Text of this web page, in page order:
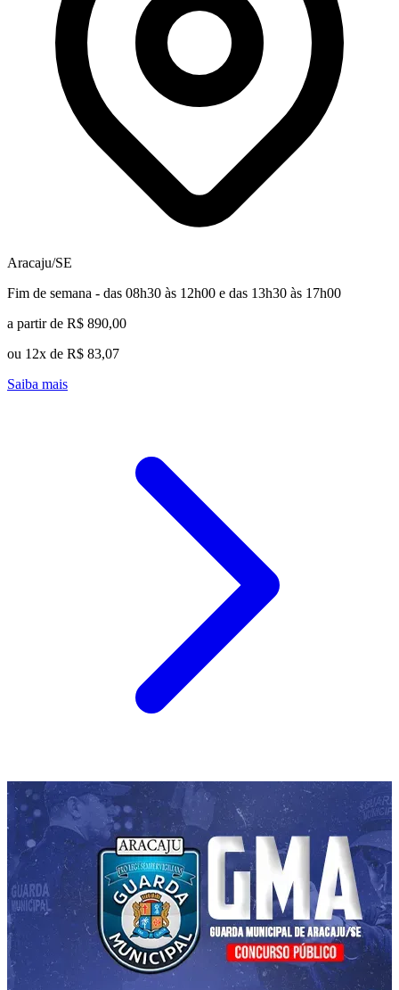
Aracaju/SE
Fim de semana - das 08h30 às 12h00 e das 13h30 às 17h00
a partir de R$ 890,00
ou 12x de R$ 83,07
Saiba mais